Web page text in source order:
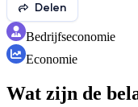
Delen
Bedrijfseconomie
Economie
Wat zijn de